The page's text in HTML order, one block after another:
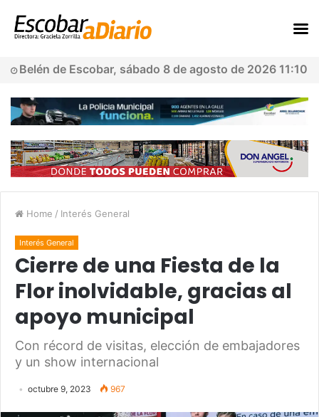
Belén de Escobar, sábado 8 de agosto de 2026 11:10
Home / Interés General
Interés General
Cierre de una Fiesta de la
Flor inolvidable, gracias al
apoyo municipal
Con récord de visitas, elección de embajadores
y un show internacional
octubre 9, 2023 967